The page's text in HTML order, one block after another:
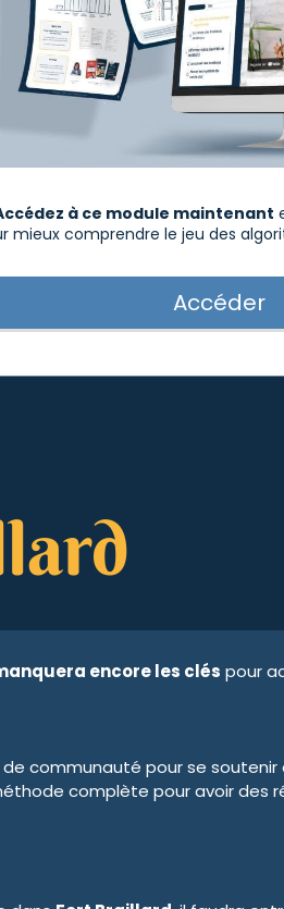
à ce module maintenant
mieux comprendre le jeu des
Accéder
encore les clés pour
de communauté pour se
complète pour avoir des